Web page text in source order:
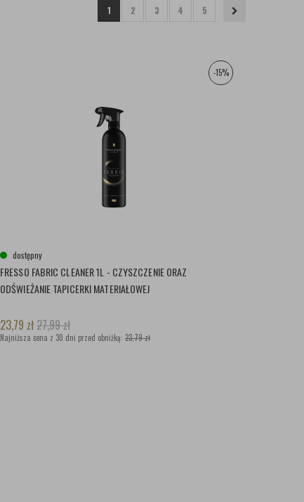
1 2 3 4 5
-15%
dostępny
FRESSO FABRIC CLEANER 1L - CZYSZCZENIE ORAZ
ODŚWIEŻANIE TAPICERKI MATERIAŁOWEJ
23,79 zł27,99zł
Najniższa cena z 30 dni przed obniżką: 23,79 zł